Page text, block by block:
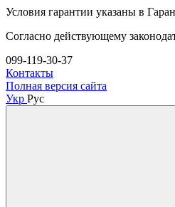
Условия гарантии указаны в
Согласно действующему
099-119-30-37
Контакты
Полная версия сайта
Укр Рус